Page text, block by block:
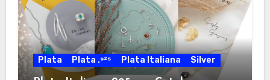
Plata Plata .⁹²⁵ Plata Italiana Silver